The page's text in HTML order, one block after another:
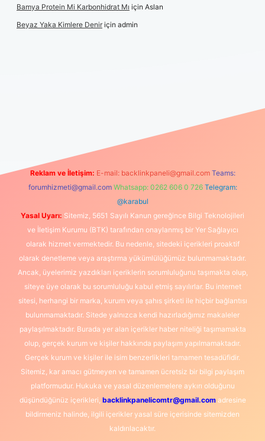
Bamya Protein Mi Karbonhidrat Mı için Aslan
Beyaz Yaka Kimlere Deniriçin admin
Reklam ve İletişim: E-mail: backlinkpaneli@gmail.com Teams:
forumhizmeti@gmail.com Whatsapp: 0262 606 0 726 Telegram:
@karabul
Yasal Uyarı: Sitemiz, 5651 Sayılı Kanun gereğince Bilgi Teknolojileri
ve İletişim Kurumu (BTK) tarafından onaylanmış bir Yer Sağlayıcı
olarak hizmet vermektedir. Bu nedenle, sitedeki içerikleri proaktif
olarak denetleme veya araştırma yükümlülüğümüz bulunmamaktadır.
Ancak, üyelerimiz yazdıkları içeriklerin sorumluluğunu taşımakta olup,
siteye üye olarak bu sorumluluğu kabul etmiş sayılırlar. Bu internet
sitesi, herhangi bir marka, kurum veya şahıs şirketi ile hiçbir bağlantısı
bulunmamaktadır. Sitede yalnızca kendi hazırladığımız makaleler
paylaşılmaktadır. Burada yer alan içerikler haber niteliği taşımamakta
olup, gerçek kurum ve kişiler hakkında paylaşım yapılmamaktadır.
Gerçek kurum ve kişiler ile isim benzerlikleri tamamen tesadüfidir.
Sitemiz, kar amacı gütmeyen ve tamamen ücretsiz bir bilgi paylaşım
platformudur. Hukuka ve yasal düzenlemelere aykırı olduğunu
düşündüğünüz içerikleri, backlinkpanelicomtr@gmail.comadresine
bildirmeniz halinde, ilgili içerikler yasal süre içerisinde sitemizden
kaldırılacaktır.